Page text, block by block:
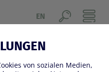
von sozialen Medien,
EN